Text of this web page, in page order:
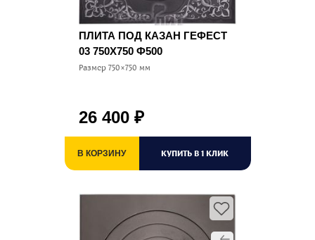
ПЛИТА ПОД КАЗАН ГЕФЕСТ
03 750Х750 Ф500
Размер 750×750 мм
26 400 ₽
В КОРЗИНУ КУПИТЬ В 1 КЛИК